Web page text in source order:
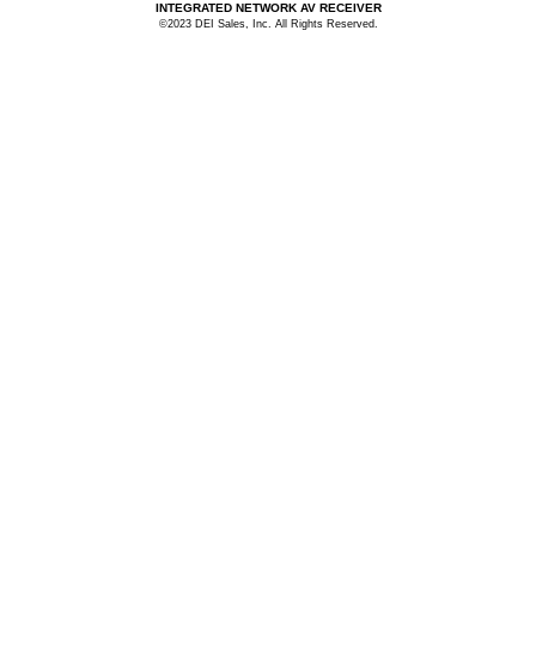
INTEGRATED NETWORK AV RECEIVER
©2023 DEI Sales, Inc. All Rights Reserved.